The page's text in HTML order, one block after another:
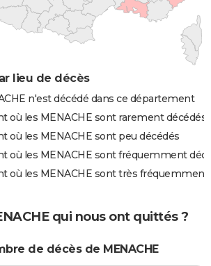
lieu de décès
n'est décédé dans ce département
où les MENACHE sont rarement décédés
où les MENACHE sont peu décédés
où les MENACHE sont fréquemment
où les MENACHE sont très fréquemment
qui nous ont quittés ?
de décès de MENACHE